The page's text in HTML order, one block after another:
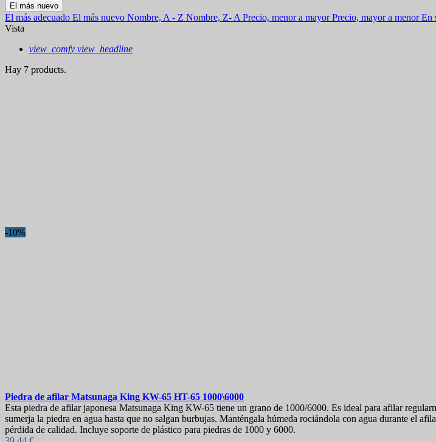
El más nuevo
El más adecuado El más nuevo Nombre, A - Z Nombre, Z- A Precio, menor a mayorPrecio, mayor a menorEn
Vista
view_comfy view_headline
Hay 7 products.
-10%
Piedra de afilar Matsunaga King KW-65 HT-65 1000\6000
Esta piedra de afilar japonesa Matsunaga King KW-65 tiene un grano de 1000/6000. Es ideal para afilar
sumerja la piedra en agua hasta que no salgan burbujas. Manténgala húmeda rociándola con agua durante el
pérdida de calidad. Incluye soporte de plástico para piedras de 1000 y 6000.